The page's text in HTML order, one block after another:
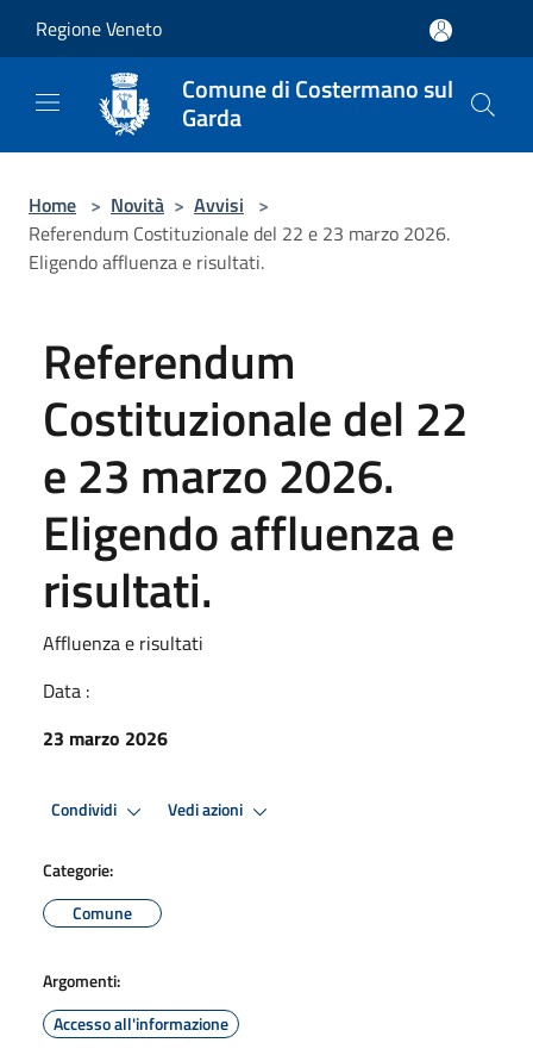
Regione Veneto
Comune di Costermano sul
Garda
Home > Novità > Avvisi >
Referendum Costituzionale del 22 e 23 marzo 2026.
Eligendo affluenza e risultati.
Referendum
Costituzionale del 22
e 23 marzo 2026.
Eligendo affluenza e
risultati.
Affluenza e risultati
Data :
23 marzo 2026
Condividi Vedi azioni
Categorie:
Comune
Argomenti:
Accesso all'informazione